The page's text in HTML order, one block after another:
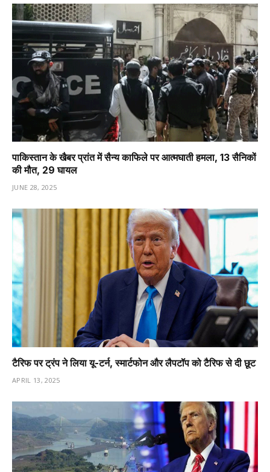
पाकिस्तान के खैबर प्रांत में सैन्य काफिले पर आत्मघाती हमला, 13 सैनिकों
की मौत, 29 घायल
JUNE 28, 2025
टैरिफ पर ट्रंप ने लिया यू-टर्न, स्मार्टफोन और लैपटॉप को टैरिफ से दी छूट
APRIL 13, 2025